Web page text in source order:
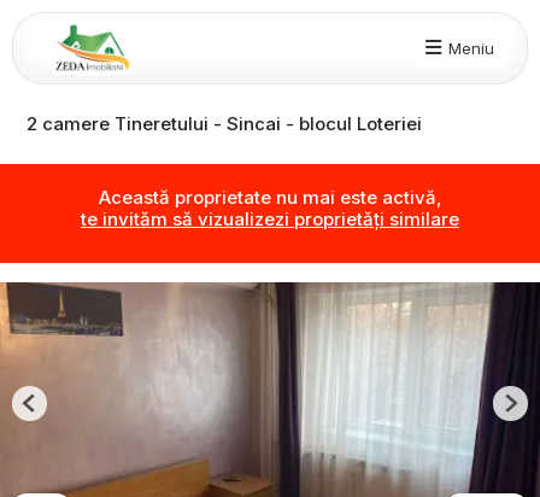
Meniu
2 camere Tineretului - Sincai - blocul Loteriei
Această proprietate nu mai este activă,
te invităm să vizualizezi proprietăți similare
Previous